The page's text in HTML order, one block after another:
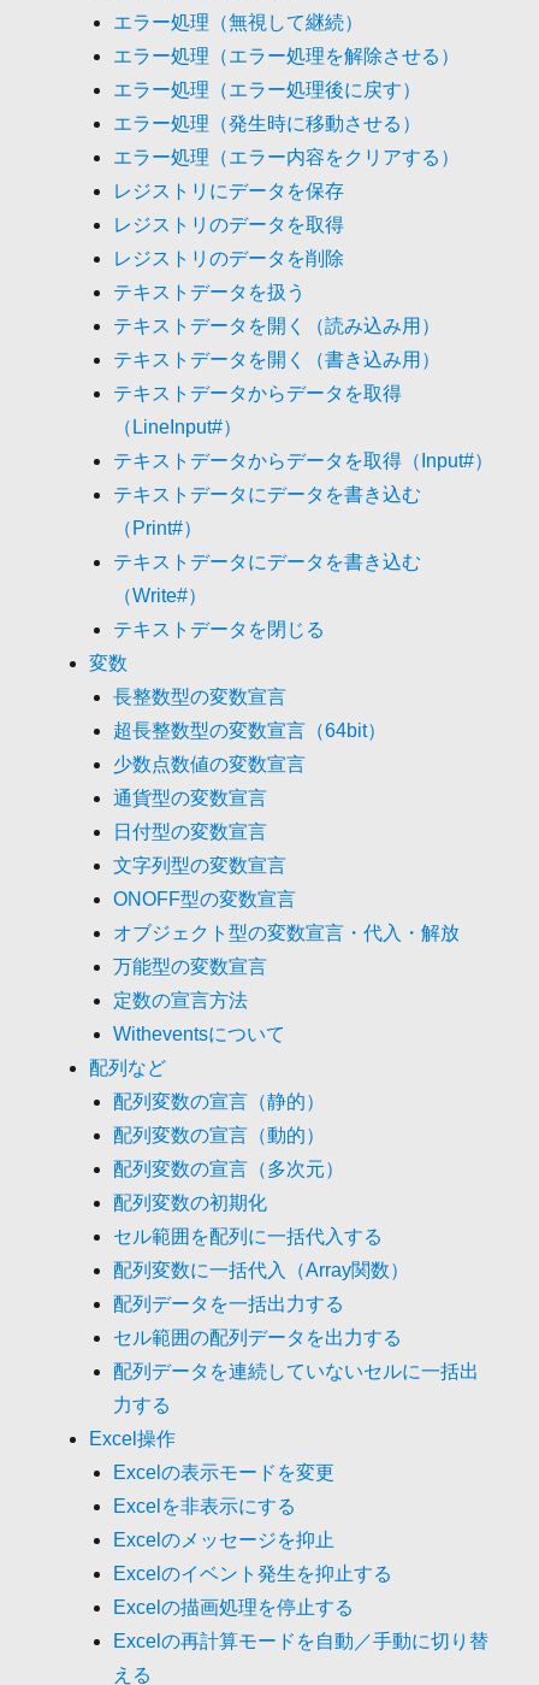
エラー処理（無視して継続）
エラー処理（エラー処理を解除させる）
エラー処理（エラー処理後に戻す）
エラー処理（発生時に移動させる）
エラー処理（エラー内容をクリアする）
レジストリにデータを保存
レジストリのデータを取得
レジストリのデータを削除
テキストデータを扱う
テキストデータを開く（読み込み用）
テキストデータを開く（書き込み用）
テキストデータからデータを取得
（LineInput#）
テキストデータからデータを取得（Input#）
テキストデータにデータを書き込む
（Print#）
テキストデータにデータを書き込む
（Write#）
テキストデータを閉じる
変数
長整数型の変数宣言
超長整数型の変数宣言（64bit）
少数点数値の変数宣言
通貨型の変数宣言
日付型の変数宣言
文字列型の変数宣言
ONOFF型の変数宣言
オブジェクト型の変数宣言・代入・解放
万能型の変数宣言
定数の宣言方法
Witheventsについて
配列など
配列変数の宣言（静的）
配列変数の宣言（動的）
配列変数の宣言（多次元）
配列変数の初期化
セル範囲を配列に一括代入する
配列変数に一括代入（Array関数）
配列データを一括出力する
セル範囲の配列データを出力する
配列データを連続していないセルに一括出
力する
Excel操作
Excelの表示モードを変更
Excelを非表示にする
Excelのメッセージを抑止
Excelのイベント発生を抑止する
Excelの描画処理を停止する
Excelの再計算モードを自動／手動に切り替
える